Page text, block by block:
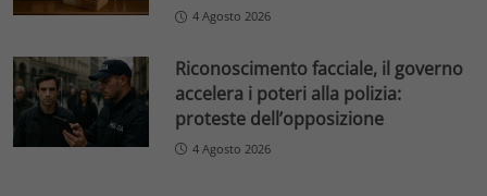
4 Agosto 2026
Riconoscimento facciale, il governo
accelera i poteri alla polizia:
proteste dell’opposizione
4 Agosto 2026